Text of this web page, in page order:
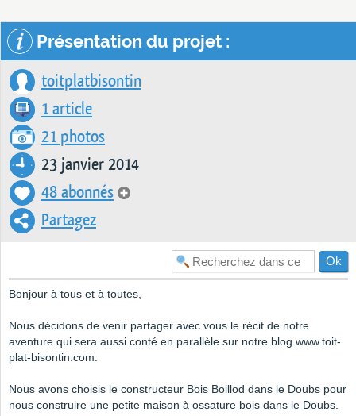
Présentation du projet :
toitplatbisontin
1 article
21 photos
23 janvier 2014
48 abonnés
Partagez
Bonjour à tous et à toutes,
Nous décidons de venir partager avec vous le récit de notre
aventure qui sera aussi conté en parallèle sur notre blog www.toit-
plat-bisontin.com.
Nous avons choisis le constructeur Bois Boillod dans le Doubs pour
nous construire une petite maison à ossature bois dans le Doubs.